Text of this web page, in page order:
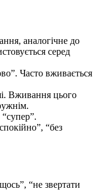
аналогічне до
серед
Часто вживається
Вживання цього
“без
“не звертати